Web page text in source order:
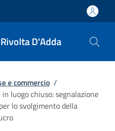
D'Adda
e commercio /
luogo chiuso: segnalazione
lo svolgimento della